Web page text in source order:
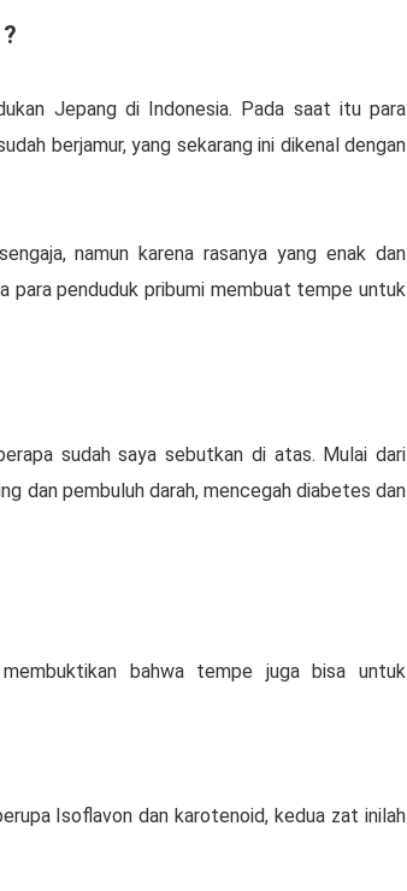
Jepang di Indonesia. Pada saat itu para
berjamur, yang sekarang ini dikenal dengan
namun karena rasanya yang enak dan
para penduduk pribumi membuat tempe untuk
sudah saya sebutkan di atas. Mulai dari
dan pembuluh darah, mencegah diabetes dan
bahwa tempe juga bisa untuk
Isoflavon dan karotenoid, kedua zat inilah